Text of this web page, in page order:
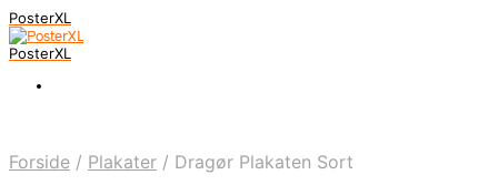
PosterXL
PosterXL
Forside / Plakater / Dragør Plakaten Sort